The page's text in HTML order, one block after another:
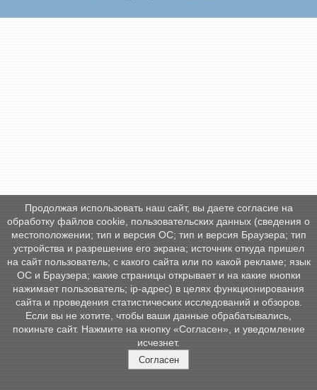
Продолжая использовать наш сайт, вы даете согласие на
обработку файлов cookie, пользовательских данных (сведения о
местоположении; тип и версия ОС; тип и версия Браузера; тип
устройства и разрешение его экрана; источник откуда пришел
на сайт пользователь; с какого сайта или по какой рекламе; язык
ОС и Браузера; какие страницы открывает и на какие кнопки
нажимает пользователь; ip-адрес) в целях функционирования
сайта и проведения статистических исследований и обзоров.
Если вы не хотите, чтобы ваши данные обрабатывались,
покиньте сайт. Нажмите на кнопку «Согласен», и уведомление
исчезнет.
Согласен